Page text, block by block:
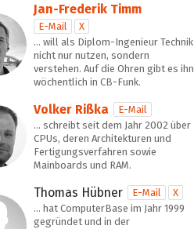
Jan-Frederik Timm
E-Mail
X
… will als Diplom-Ingenieur Technik
nicht nur nutzen, sondern
verstehen. Auf die Ohren gibt es ihn
wöchentlich in CB-Funk.
Volker Rißka
E-Mail
… schreibt seit dem Jahr 2002 über
CPUs, deren Architekturen und
Fertigungsverfahren sowie
Mainboards und RAM.
Thomas Hübner E-Mail
X
… hat ComputerBase im Jahr 1999
gegründet und in der